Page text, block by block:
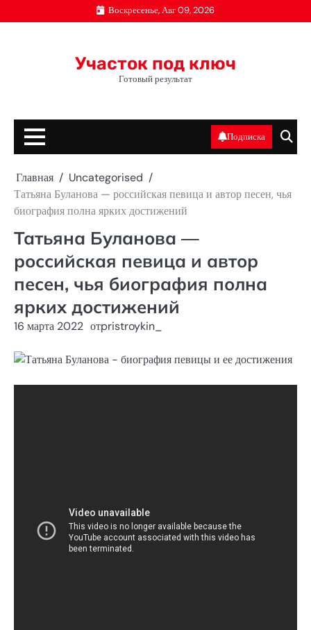
к
Воскресенье, Авг 09, 2026
Участок под ключ
Готовый результат
Подписка
Главная
Uncategorised
Татьяна Буланова — российская певица и автор песен, чья
биография полна ярких достижений
Татьяна Буланова —
российская певица и автор
песен, чья биография полна
ярких достижений
16 марта 2022 отpristroykin_